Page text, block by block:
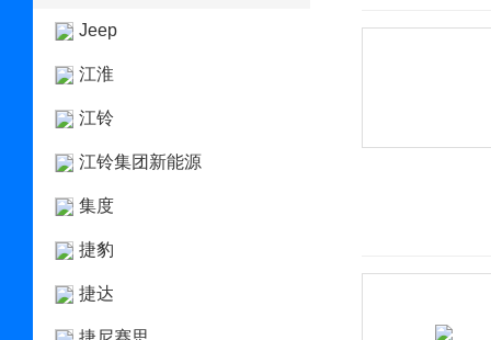
Jeep
江淮
江铃
江铃集团新能源
集度
捷豹
捷达